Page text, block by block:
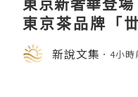
東京茶品牌「
展首度亮相
新說文集 4小時